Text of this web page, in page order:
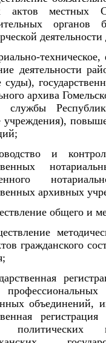
актов местных
органов
деятельности
архива
службы
учреждения),
и
архивных
общего и
гражданского
объединений,
политических